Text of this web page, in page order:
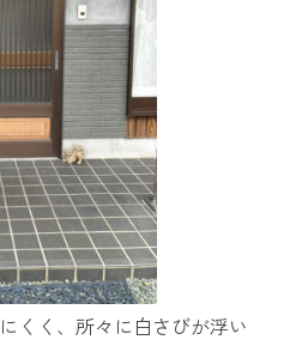
くく、所々に白さびが浮い